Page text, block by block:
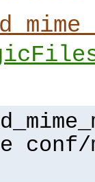
conf/